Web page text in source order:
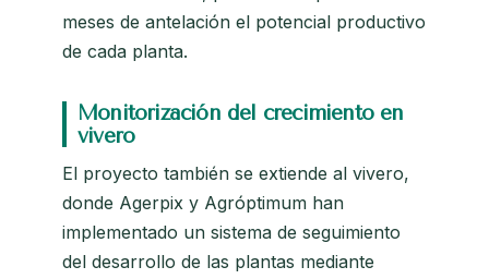
meses de antelación el potencial productivo
de cada planta.
Monitorización del crecimiento en
vivero
El proyecto también se extiende al vivero,
donde Agerpix y Agróptimum han
implementado un sistema de seguimiento
del desarrollo de las plantas mediante